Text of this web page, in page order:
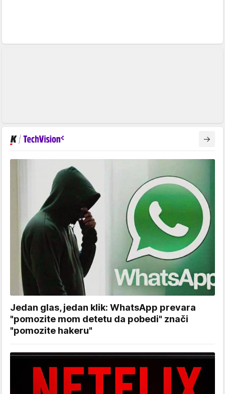
Jedan glas, jedan klik: WhatsApp prevara
"pomozite mom detetu da pobedi" znači
"pomozite hakeru"